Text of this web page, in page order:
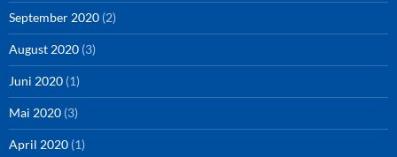
September 2020 (2)
August 2020 (3)
Juni 2020 (1)
Mai 2020 (3)
April 2020 (1)